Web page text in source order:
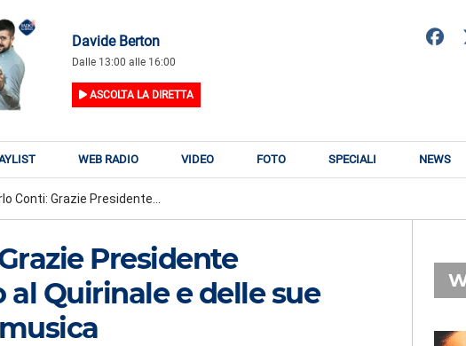
Davide Berton
Dalle 13:00 alle 16:00
ASCOLTA LA DIRETTA
WEB RADIO VIDEO FOTO SPECIALI NEWS
Conti: Grazie Presidente...
Presidente
al Quirinale e delle sue